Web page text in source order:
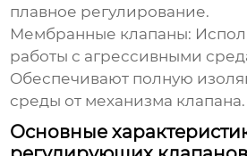
плавное регулирование.
Мембранные клапаны:
работы с агрессивными
Обеспечивают полную
среды от механизма клапана.
Основные